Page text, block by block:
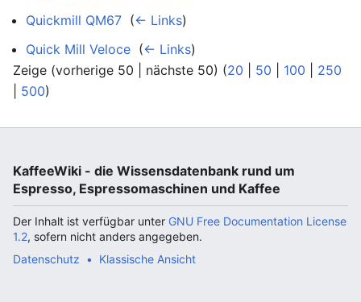
Quickmill QM67 (← Links)
Quick Mill Veloce (← Links)
Zeige (vorherige 50 | nächste 50) (20 50 100
250
500)
KaffeeWiki - die Wissensdatenbank rund um
Espresso, Espressomaschinen und Kaffee
Der Inhalt ist verfügbar unter GNU Free Documentation License
1.2, sofern nicht anders angegeben.
Datenschutz
Klassische Ansicht